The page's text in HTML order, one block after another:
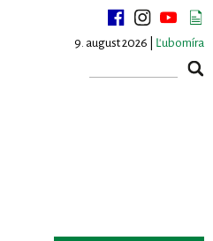
9. august 2026 | Ľubomíra